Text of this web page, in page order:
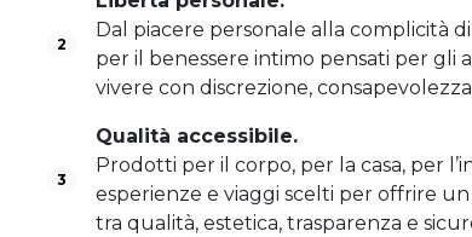
2
Dal piacere personale alla complicità
per il benessere intimo pensati per gli
vivere con discrezione,
3
Qualità accessibile.
Prodotti per il corpo, per la casa, per
esperienze e viaggi scelti per offrire
tra qualità, estetica, trasparenza e